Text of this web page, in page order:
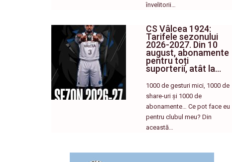
învelitorii…
CS Vâlcea 1924:
Tarifele sezonului
2026-2027. Din 10
august, abonamente
pentru toți
suporterii, atât la…
1000 de gesturi mici, 1000 de
share-uri și 1000 de
abonamente… Ce pot face eu
pentru clubul meu? Din
această…